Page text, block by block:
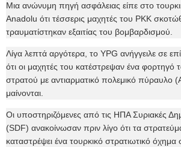
Μια ανώνυμη πηγή ασφάλειας είπε στο
Anadolu ότι τέσσερις μαχητές του ΡΚΚ
τραυματίστηκαν εξαιτίας του βομβαρδισμού.
Λίγα λεπτά αργότερα, το YPG ανήγγειλε σε
ότι οι μαχητές του κατέστρεψαν ένα φορτηγό
στρατού με αντιαρματικό πολεμικό πύραυλο
μαίνονται.
Οι υποστηριζόμενες από τις ΗΠΑ Συριακές
(SDF) ανακοίνωσαν πριν λίγο ότι τα
καταστρέψει ένα τουρκικό στρατιωτικό όχημα